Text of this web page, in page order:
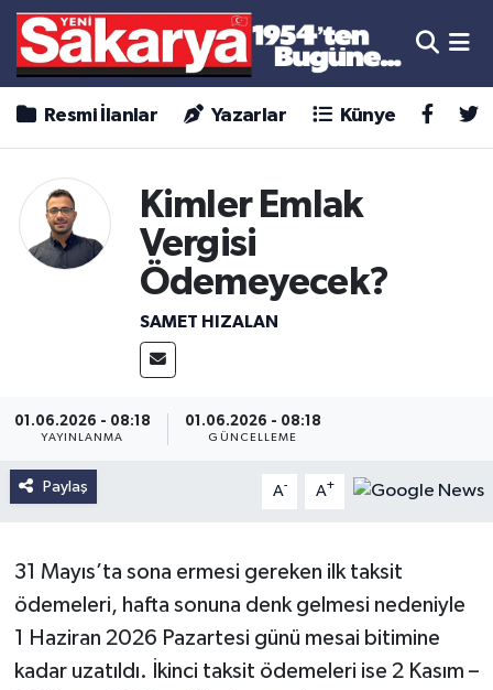
Resmi İlanlar Yazarlar Künye
Kimler Emlak
Vergisi
Ödemeyecek?
SAMET HIZALAN
01.06.2026 - 08:18
YAYINLANMA
01.06.2026 - 08:18
GÜNCELLEME
Paylaş A- A+
31 Mayıs’ta sona ermesi gereken ilk taksit
ödemeleri, hafta sonuna denk gelmesi nedeniyle
1 Haziran 2026 Pazartesi günü mesai bitimine
kadar uzatıldı. İkinci taksit ödemeleri ise 2 Kasım –